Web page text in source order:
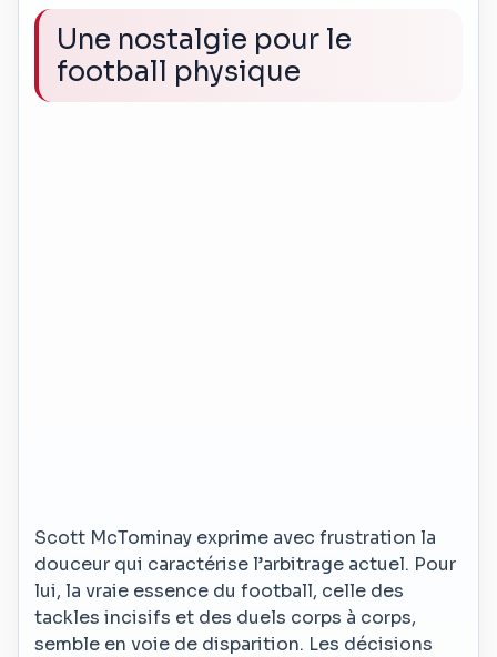
Une nostalgie pour le
football physique
Scott McTominay exprime avec frustration la
douceur qui caractérise l’arbitrage actuel. Pour
lui, la vraie essence du football, celle des
tackles incisifs et des duels corps à corps,
semble en voie de disparition. Les décisions